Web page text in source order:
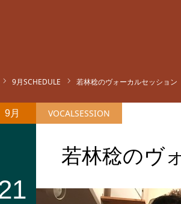
9月SCHEDULE 若林稔のヴォーカルセッション
若林稔のヴ
9月 VOCALSESSION